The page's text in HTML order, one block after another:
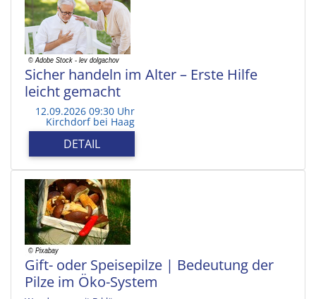
Sicher handeln im Alter – Erste Hilfe
leicht gemacht
12.09.2026 09:30 Uhr
Kirchdorf bei Haag
DETAIL
Gift- oder Speisepilze | Bedeutung der
Pilze im Öko-System